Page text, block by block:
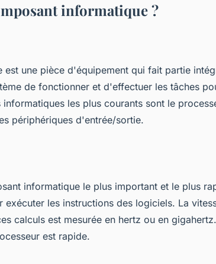
informatique ?
est une pièce d'équipement qui fait partie
de fonctionner et d'effectuer les tâches
les plus courants sont le
périphériques d'entrée/sortie.
informatique le plus important et le plus
exécuter les instructions des logiciels. La
calculs est mesurée en hertz ou en
est rapide.